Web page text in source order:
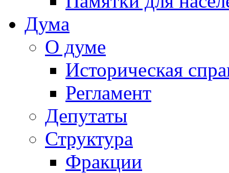
Дума
О думе
Историческая
Регламент
Депутаты
Структура
Фракции